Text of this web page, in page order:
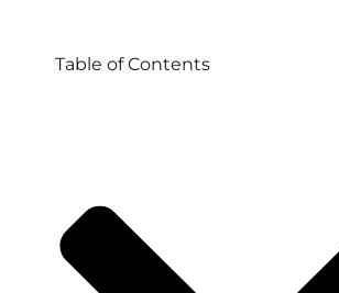
Table of Contents